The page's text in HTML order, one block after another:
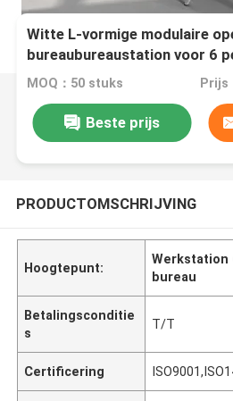
Witte L-vormige modulaire
bureaubureaustation voor 6
MOQ：50 stuks Prijs
Beste prijs
PRODUCTOMSCHRIJVING
Hoogtepunt:
Werkstation
bureau
Betalingsconditie
s
T/T
Certificering